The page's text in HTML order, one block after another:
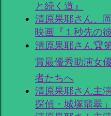
と続く道』
清原果耶さん、
映画『１秒先の彼
清原果耶さん🏆
賞最優秀助演女
者たちへ
清原果耶さん主
探偵・城塚翡翠」